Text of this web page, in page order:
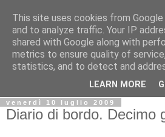
Biblio@rti in
Il Blog della Biblioteca di Area delle
informazioni iniziative incontri
venerdì 10 luglio 2009
Diario di bordo. Decimo
This site uses cookies from
and to analyze traffic. Your IP
shared with Google along with
metrics to ensure quality of
statistics, and to detect and
LEARN MORE